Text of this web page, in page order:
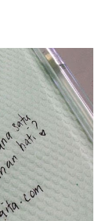
beli barang
tu biasalah kan
sampai masuk
kami ni bahagi-
aku akan
yang abg
la pulak.. tapi
ajer rebeh